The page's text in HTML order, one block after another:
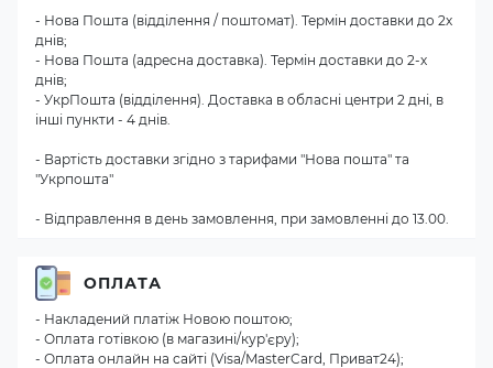
- Нова Пошта (відділення / поштомат). Термін доставки до 2х
днів;
- Нова Пошта (адресна доставка). Термін доставки до 2-х
днів;
- УкрПошта (відділення). Доставка в обласні центри 2 дні, в
інші пункти - 4 днів.
- Вартість доставки згідно з тарифами "Нова пошта" та
"Укрпошта"
- Відправлення в день замовлення, при замовленні до 13.00.
ОПЛАТА
- Накладений платіж Новою поштою;
- Оплата готівкою (в магазині/кур'єру);
- Оплата онлайн на сайті (Visa/MasterCard, Приват24);